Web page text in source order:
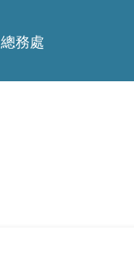
總務處